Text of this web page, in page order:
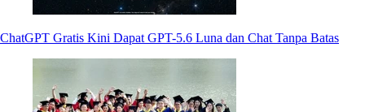
ChatGPT Gratis Kini Dapat GPT-5.6 Luna dan Chat Tanpa Batas